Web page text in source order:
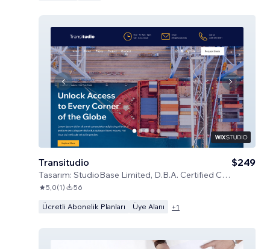
Transitudio
Tasarım: StudioBase Limited, D.B.A. Certified Code
$249
5,0(1) 56
Ücretli Abonelik Planları Üye Alanı +1